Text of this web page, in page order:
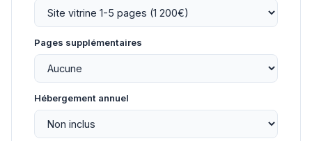
Pages supplémentaires
Hébergement annuel